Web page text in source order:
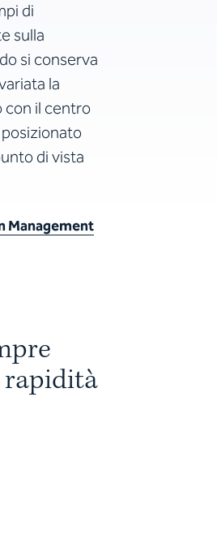
di
sulla
si conserva
la
con il centro
di vista
Management
pre
rapidità